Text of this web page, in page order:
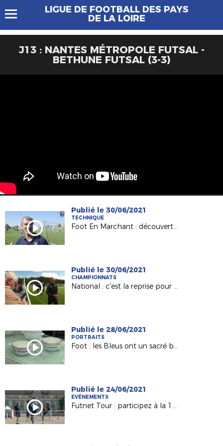
LIGUE DE FOOTBALL DES PAYS
DE LA LOIRE
J13 : NANTES MÉTROPOLE FUTSAL -
BETHUNE FUTSAL (3-3)
Publié le 30/06/2021
TECHNIQUE
Foot En Marchant : découverte de la pratique avec Yvonnick Simon (CTR)
Publié le 30/06/2021
CHAMPIONNATS
National : c'est la reprise pour Le Mans FC (France 3 PDL)
Publié le 28/06/2021
PORTRAITS
Foot : les Bleus ont un sacré bol... vendéen (France 3 PDL)
Publié le 24/06/2021
EVÉNEMENTS
Futnet Tour : participez à la 1ère édition de notre tournée !